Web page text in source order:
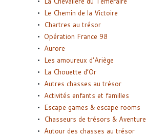
Le Chemin de la Victoire
Chartres au trésor
Opération France 98
Aurore
Les amoureux d’Ariège
La Chouette d’Or
Autres chasses au trésor
Activités enfants et familles
Escape games & escape rooms
Chasseurs de trésors & Aventure
Autour des chasses au trésor